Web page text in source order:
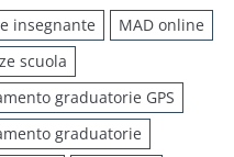
insegnante
MAD online
scuola
graduatorie GPS
graduatorie